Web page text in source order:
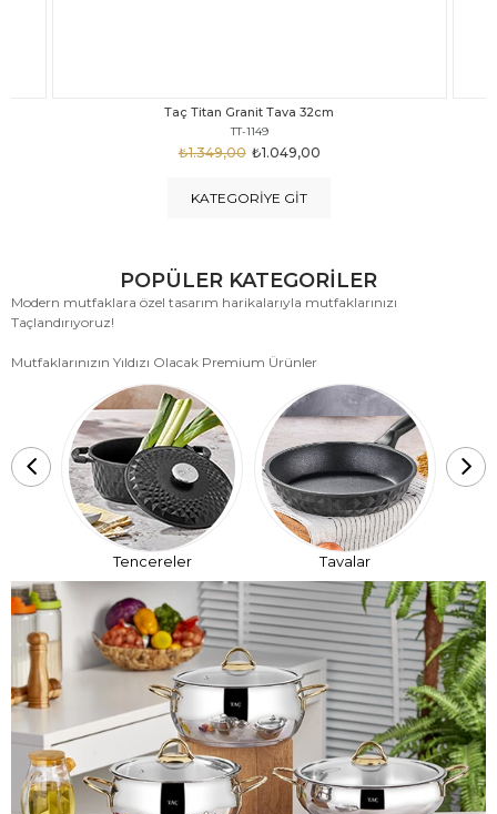
Taç Titan Granit Tava 30cm
TT-1148
₺999,00
₺1.875,00
KATEGORIYE GIT
POPÜLER KATEGORİLER
Modern mutfaklara özel tasarım harikalarıyla mutfaklarınızı
Taçlandırıyoruz!
Mutfaklarınızın Yıldızı Olacak Premium Ürünler
Tencereler Tavalar